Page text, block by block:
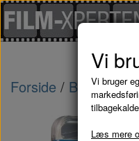
Forside Blu-Ray -
Vi
Vi bruger
Læs mere